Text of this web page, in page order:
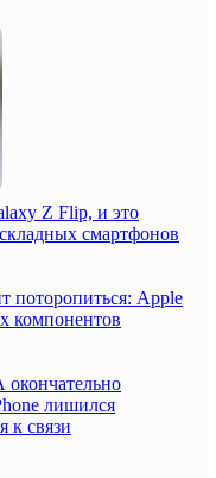
Z Flip, и это
смартфонов
поторопиться: Apple
компонентов
лишился
к связи